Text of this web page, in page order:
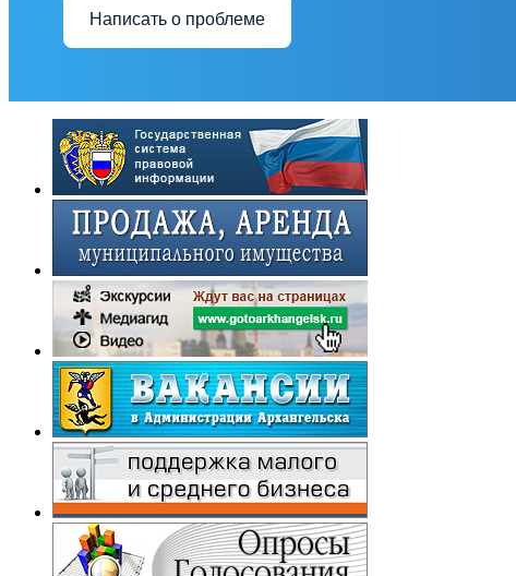
Написать о проблеме